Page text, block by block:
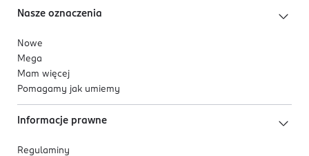
Nasze oznaczenia
Nowe
Mega
Mam więcej
Pomagamy jak umiemy
Informacje prawne
Regulaminy